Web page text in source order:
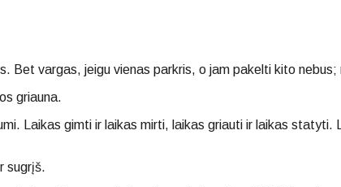
Bet vargas, jeigu vienas parkris, o jam pakelti kito
griauna.
Laikas gimti ir laikas mirti, laikas griauti ir laikas
sugrįš.